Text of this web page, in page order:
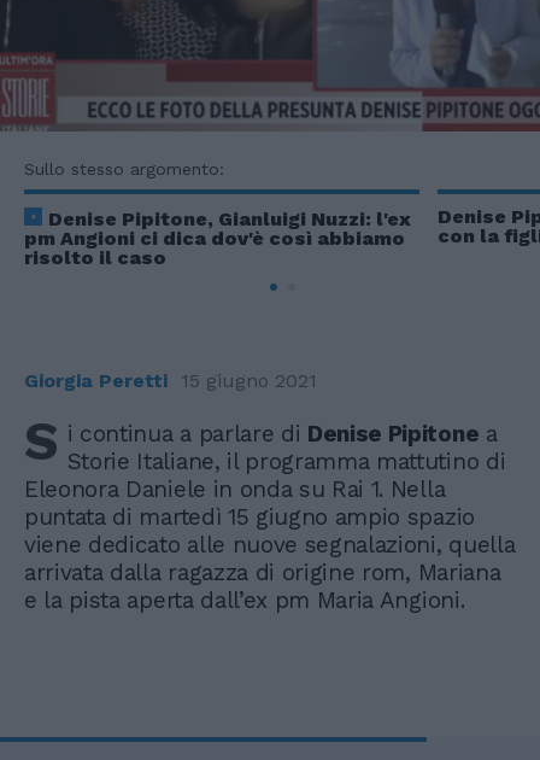
Sullo stesso argomento:
Denise Pipitone, Gianluigi Nuzzi: l'ex
pm Angioni ci dica dov'è così abbiamo
risolto il caso
Denise
con la
Giorgia Peretti 15 giugno 2021
S i continua a parlare di Denise Pipitone a
Storie Italiane, il programma mattutino di
Eleonora Daniele in onda su Rai 1. Nella
puntata di martedì 15 giugno ampio spazio
viene dedicato alle nuove segnalazioni, quella
arrivata dalla ragazza di origine rom, Mariana
e la pista aperta dall’ex pm Maria Angioni.